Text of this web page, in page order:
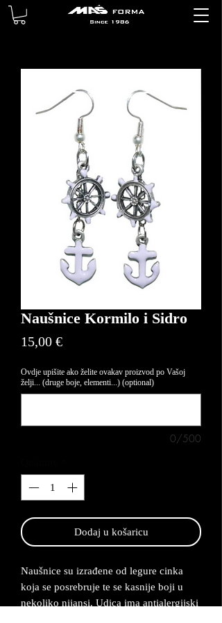
Naušnice Kormilo i Sidro
15,00 €Price
Ovdje upišite ako želite ovakav proizvod po Vašoj
želji... (druge boje, elementi...) (optional)
0/500
Dodaj u košaricu
Naušnice su izrađene od legure cinka
koja se posrebruje te se kasnije boji u
nekoliko nijansi. Udica ima antialergijski